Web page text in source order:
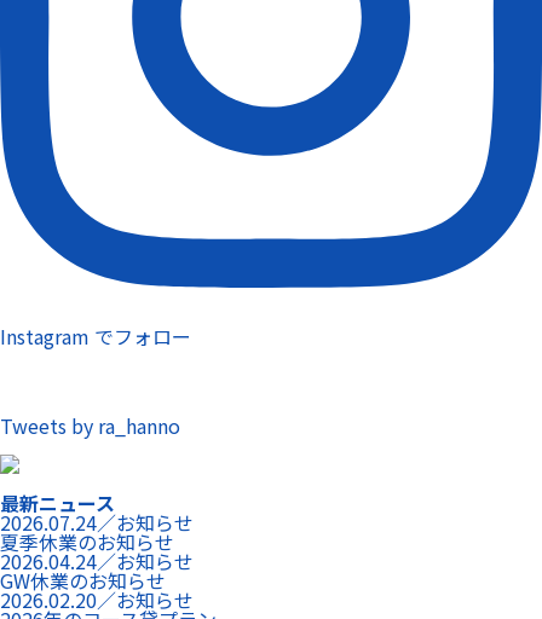
Instagram でフォロー
Tweets by ra_hanno
最新ニュース
2026.07.24／お知らせ
夏季休業のお知らせ
2026.04.24／お知らせ
GW休業のお知らせ
2026.02.20／お知らせ